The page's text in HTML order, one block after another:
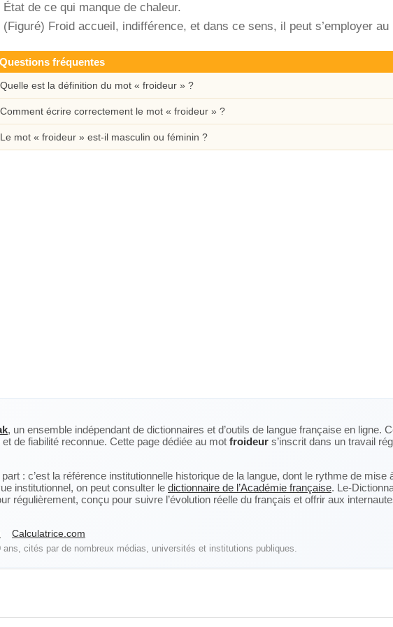
État de ce qui manque de chaleur.
(Figuré) Froid accueil, indifférence, et dans ce sens, il peut s’employer au
Questions fréquentes
Quelle est la définition du mot « froideur » ?
Comment écrire correctement le mot « froideur » ?
Le mot « froideur » est-il masculin ou féminin ?
, un ensemble indépendant de dictionnaires et d’outils de langue française en ligne.
de fiabilité reconnue. Cette page dédiée au mot froideur s’inscrit dans un travail
: c’est la référence institutionnelle historique de la langue, dont le rythme de mise
institutionnel, on peut consulter le dictionnaire de l’Académie française. Le-
régulièrement, conçu pour suivre l’évolution réelle du français et offrir aux
Calculatrice.com
cités par de nombreux médias, universités et institutions publiques.